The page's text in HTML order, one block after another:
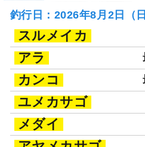
釣行日：2026年8月2日（
スルメイカ
アラ
カンコ
ユメカサゴ
メダイ